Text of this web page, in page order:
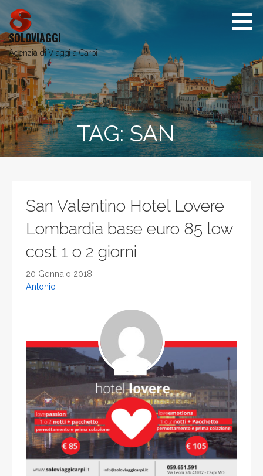
Passa
contenuto
SOLOVIAGGI
Agenzia di Viaggi a Carpi
TAG:SAN
San Valentino Hotel Lovere
Lombardia base euro 85 low
cost 1 o 2 giorni
20 Gennaio 2018
Antonio